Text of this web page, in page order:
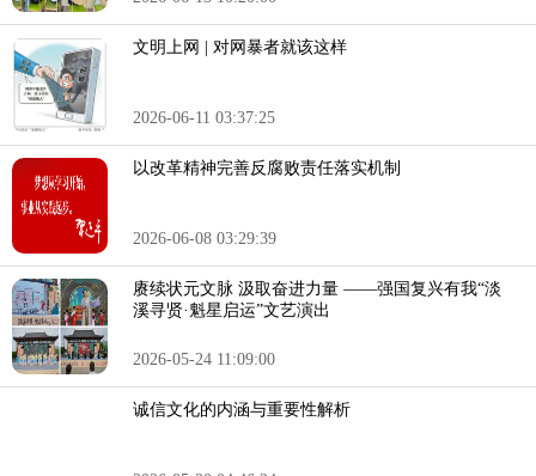
文明上网 | 对网暴者就该这样
2026-06-11 03:37:25
以改革精神完善反腐败责任落实机制
2026-06-08 03:29:39
赓续状元文脉 汲取奋进力量 ——强国复兴有我“淡
溪寻贤·魁星启运”文艺演出
2026-05-24 11:09:00
诚信文化的内涵与重要性解析